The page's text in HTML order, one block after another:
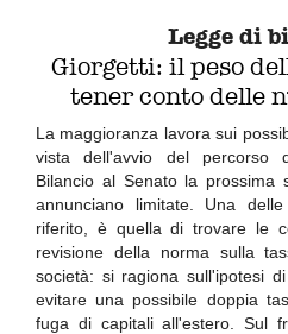
Legge di
Giorgetti: il peso
tener conto delle
La maggioranza lavora sui
vista dell'avvio del percorso
Bilancio al Senato la prossima
annunciano limitate. Una
riferito, è quella di trovare le
revisione della norma sulla
società: si ragiona sull'ipotesi
evitare una possibile doppia
fuga di capitali all'estero. Sul